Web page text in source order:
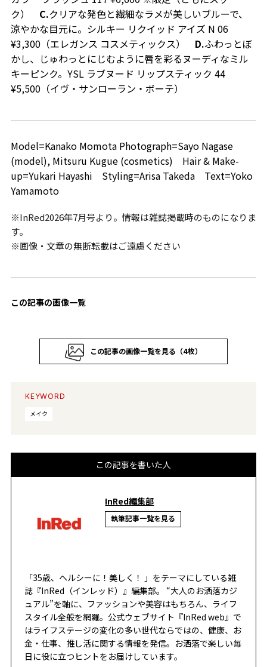
ク） C.クリアな発色と繊細なラメが美しいブルーで、
涼やかな目元に。シルキー リクイッド アイズ N 06
¥3,300（エレガンス コスメティックス） D.ふわっとぼ
かし、じゅわっとにじむように唇を彩るヌーディなミル
キーピンク。YSL ラブヌード リップスティック 44
¥5,500（イヴ・サンローラン・ボーテ）
Model=Kanako Momota Photograph=Sayo Nagase
(model), Mitsuru Kugue (cosmetics) Hair & Make-
up=Yukari Hayashi Styling=Arisa Takeda Text=Yoko
Yamamoto
※InRed2026年7月号より。情報は雑誌掲載時のものになりま
す。
※画像・文章の無断転載はご遠慮ください
この記事の画像一覧
この記事の画像一覧を見る（4枚）
KEYWORD
メイク
この記事を書いた人
InRed編集部
執筆記事一覧を見る
「35歳、ヘルシーに！美しく！ 」をテーマにしている雑
誌『InRed（インレッド）』編集部。 “大人のお洒落カジ
ュアル”を軸に、ファッションや美容はもちろん、ライフ
スタイル全般を網羅。公式ウェブサイト『InRed web』で
はライフステージの変化の多い世代ならではの、健康、お
金・仕事、推し活に関する情報を発信。お洒落で楽しい毎
日に役に立つヒントをお届けしています。